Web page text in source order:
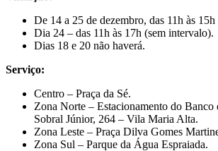
De 14 a 25 de dezembro, das 11h às 15h
Dia 24 – das 11h às 17h (sem intervalo).
Dias 18 e 20 não haverá.
Serviço:
Centro – Praça da Sé.
Zona Norte – Estacionamento do Banco
Sobral Júnior, 264 – Vila Maria Alta.
Zona Leste – Praça Dilva Gomes
Zona Sul – Parque da Água Espraiada.